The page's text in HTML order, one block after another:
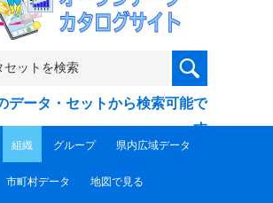
データ・セットから検索可能で
す
組織 グループ 県内広域データ
市町村データ 地図で見る